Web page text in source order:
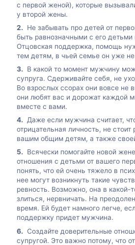
с первой женой), которые
у второй жены.
Не забывать про детей от
быть равнозначными с его детьми
Отцовская поддержка, помощь
тем детям, в чьей семье он уже
В какой то момент мужчину
супруга. Сдерживайте себя, не
Во взрослых ссорах они вовсе не
они любят вас и дорожат каждой
вместе с вами.
Даже если мужчина считает,
отрицательная личность, не стоит
вашим общим детям, а также
Всячески помогайте новой
отношения с детьми от вашего
понять, что ей очень тяжело в
нее могут возникнуть такие
ревность. Возможно, она в какой-
злиться, нервничать. На
время. Ей будет намного легче,
поддержку придет мужчина.
Создайте доверительные
супругой. Это важно потому, что